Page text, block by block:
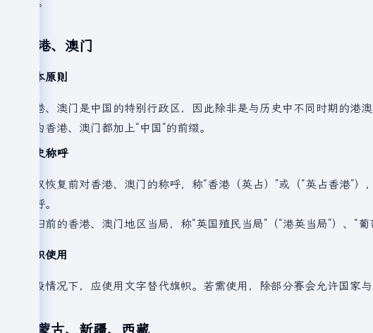
队”。
香港、澳门
基本原则
香港、澳门是中国的特别行政区，因此除非是与历史中不同时期的
必为香港、澳门都加上“中国”的前缀。
历史称呼
主权恢复前对香港、澳门的称呼，称“香港（英占）”或（“英占香港”）
称呼。
回归前的香港、澳门地区当局，称“英国殖民当局”（“港英当局”）、“
旗帜使用
一般情况下，应使用文字替代旗帜。若需使用，除部分赛会允许国家